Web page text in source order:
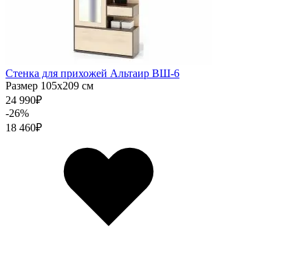
Стенка для прихожей Альтаир ВШ-6
Размер 105х209 см
24 990₽
-26%
18 460₽